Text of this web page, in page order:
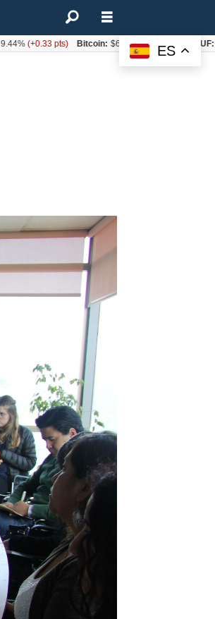
ES
(+0.33 pts) Bitcoin: $64.600,08(+2.93%)